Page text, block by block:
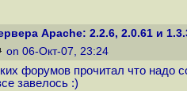
Apache: 2.2.6, 2.0.61 и
on 06-Окт-07, 23:24
форумов прочитал что надо
завелось :)